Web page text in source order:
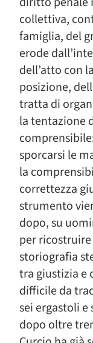
collettiva,
famiglia, del
erode
dell’atto con
posizione,
tratta di
la tentazione
sporcarsi le
la
correttezza
strumento
dopo, su
per
storiografia
tra giustizia e
difficile da
sei ergastoli
dopo oltre